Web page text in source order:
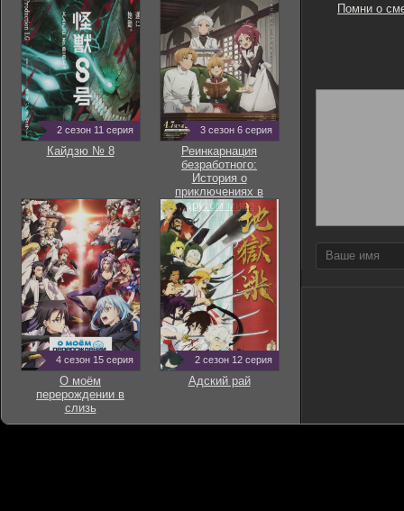
Помни о
2 сезон 11 серия
Кайдзю № 8
3 сезон 6 серия
Реинкарнация
безработного:
История о
приключениях в
другом мире
4 сезон 15 серия
О моём
перерождении в
слизь
2 сезон 12 серия
Адский рай